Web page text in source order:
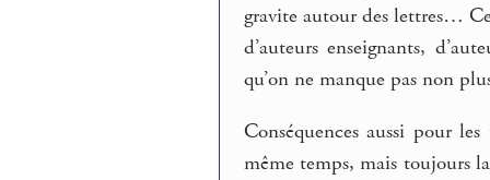
gravite autour des lettres…
d’auteurs enseignants,
qu’on ne manque pas non
Conséquences aussi pour
même temps, mais toujours